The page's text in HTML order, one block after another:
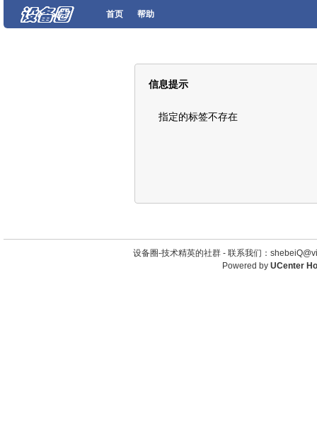
首页 帮助
信息提示
指定的标签不存在
设备圈-技术精英的社群 - 联系我们：
Powered by UCenter